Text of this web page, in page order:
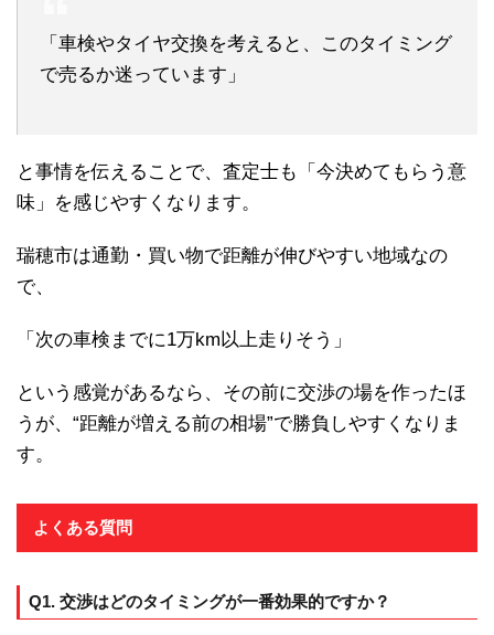
「車検やタイヤ交換を考えると、このタイミング
で売るか迷っています」
と事情を伝えることで、査定士も「今決めてもらう意
味」を感じやすくなります。
瑞穂市は通勤・買い物で距離が伸びやすい地域なの
で、
「次の車検までに1万km以上走りそう」
という感覚があるなら、その前に交渉の場を作ったほ
うが、“距離が増える前の相場”で勝負しやすくなりま
す。
よくある質問
Q1. 交渉はどのタイミングが一番効果的ですか？